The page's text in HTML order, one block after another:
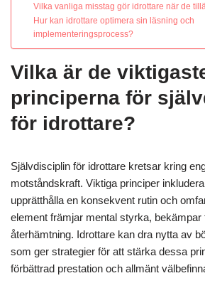
Vilka vanliga misstag gör idrottare när de
Hur kan idrottare optimera sin läsning och
implementeringsprocess?
Vilka är de
principerna för
för idrottare?
Självdisciplin för idrottare kretsar kring
motståndskraft. Viktiga principer
upprätthålla en konsekvent rutin och
element främjar mental styrka, bekämpar
återhämtning. Idrottare kan dra nytta av
som ger strategier för att stärka dessa
förbättrad prestation och allmänt